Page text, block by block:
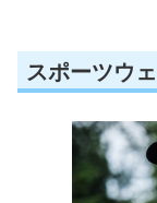
スポーツウ